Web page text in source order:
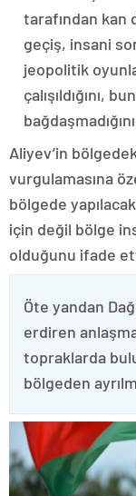
tarafından kan
geçiş, insani
jeopolitik
çalışıldığını,
Aliyev’in
vurgulamasına
bölgede
için değil bölge
olduğunu ifade
Öte yandan
erdiren
topraklarda
bölgeden